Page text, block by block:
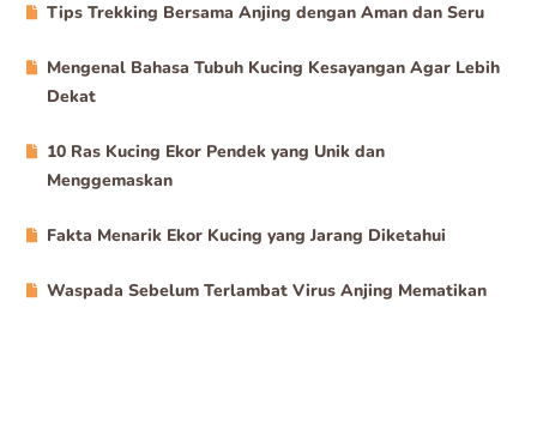
Tips Trekking Bersama Anjing dengan Aman dan Seru
Mengenal Bahasa Tubuh Kucing Kesayangan Agar Lebih
Dekat
10 Ras Kucing Ekor Pendek yang Unik dan
Menggemaskan
Fakta Menarik Ekor Kucing yang Jarang Diketahui
Waspada Sebelum Terlambat Virus Anjing Mematikan